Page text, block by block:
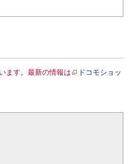
ます。最新の情報は
ドコモショッ